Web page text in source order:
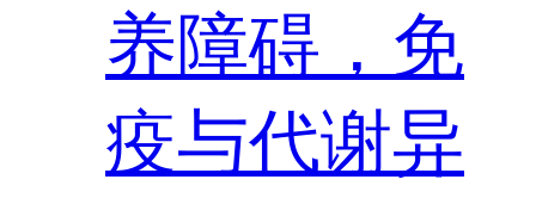
养障碍，免
疫与代谢异